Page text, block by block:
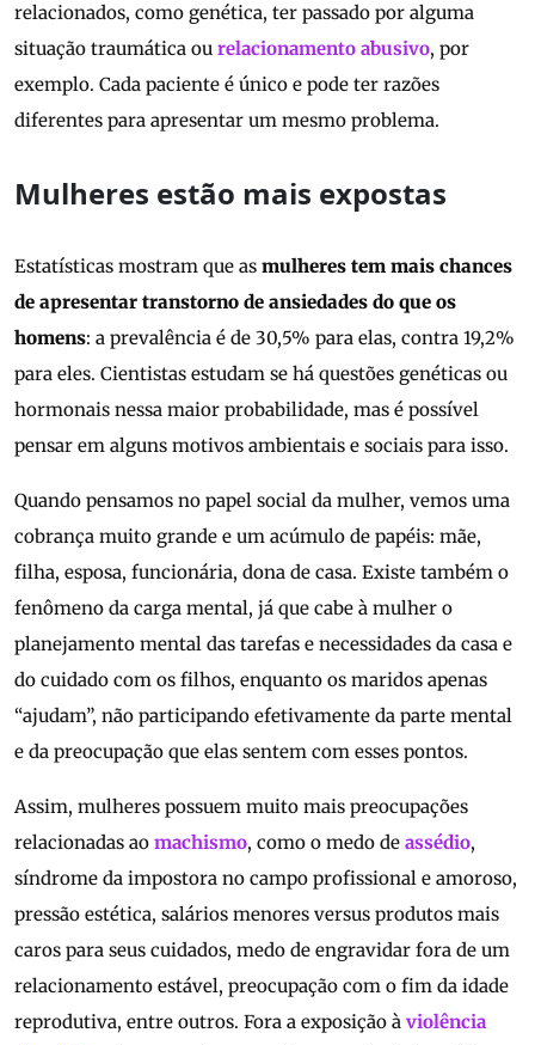
relacionados, como genética, ter passado por alguma
situação traumática ou relacionamento abusivo, por
exemplo. Cada paciente é único e pode ter razões
diferentes para apresentar um mesmo problema.
Mulheres estão mais expostas
Estatísticas mostram que as mulheres tem mais chances
de apresentar transtorno de ansiedades do que os
homens: a prevalência é de 30,5% para elas, contra 19,2%
para eles. Cientistas estudam se há questões genéticas ou
hormonais nessa maior probabilidade, mas é possível
pensar em alguns motivos ambientais e sociais para isso.
Quando pensamos no papel social da mulher, vemos uma
cobrança muito grande e um acúmulo de papéis: mãe,
filha, esposa, funcionária, dona de casa. Existe também o
fenômeno da carga mental, já que cabe à mulher o
planejamento mental das tarefas e necessidades da casa e
do cuidado com os filhos, enquanto os maridos apenas
“ajudam”, não participando efetivamente da parte mental
e da preocupação que elas sentem com esses pontos.
Assim, mulheres possuem muito mais preocupações
relacionadas ao machismo, como o medo de assédio,
síndrome da impostora no campo profissional e amoroso,
pressão estética, salários menores versus produtos mais
caros para seus cuidados, medo de engravidar fora de um
relacionamento estável, preocupação com o fim da idade
reprodutiva, entre outros. Fora a exposição à violência